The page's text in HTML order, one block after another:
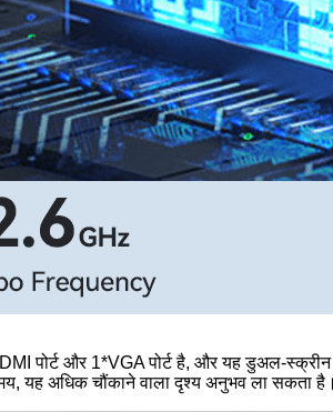
पोर्ट और 1*VGA पोर्ट है, और यह डुअल-
यह अधिक चौंकाने वाला दृश्य अनुभव ला सकता है।